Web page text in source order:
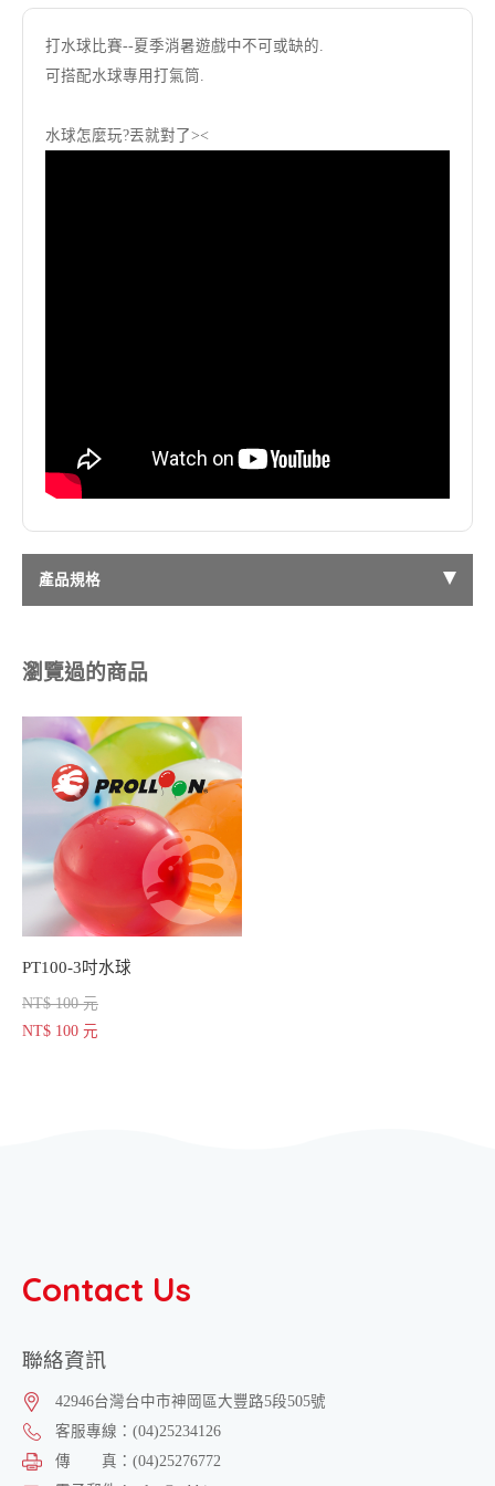
打水球比賽--夏季消暑遊戲中不可或缺的.
可搭配水球專用打氣筒.
水球怎麼玩?丟就對了><
產品規格
瀏覽過的商品
PT100-3吋水球
NT$ 100 元
NT$ 100 元
Contact Us
聯絡資訊
42946台灣台中市神岡區大豐路5段505號
客服專線： (04)25234126
傳 真： (04)25276772